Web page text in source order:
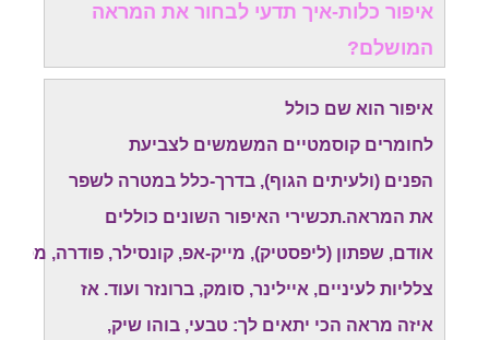
איפור כלות-איך תדעי לבחור את המראה
המושלם?
איפור הוא שם כולל
לחומרים קוסמטיים המשמשים לצביעת
הפנים (ולעיתים הגוף), בדרך-כלל במטרה לשפר
את המראה.תכשירי האיפור השונים כוללים
אודם, שפתון (ליפסטיק), מייק-אפ, קונסילר, פודרה,
צלליות לעיניים, איילינר, סומק, ברונזר ועוד. אז
איזה מראה הכי יתאים לך: טבעי, בוהו שיק,